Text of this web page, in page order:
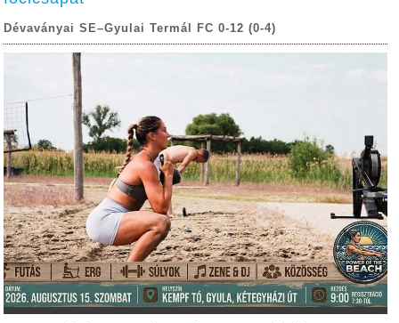
Dévaványai SE–Gyulai Termál FC 0-12 (0-4)